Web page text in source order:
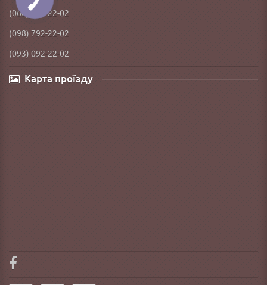
(066) 592-22-02
(098) 792-22-02
(093) 092-22-02
Карта проїзду